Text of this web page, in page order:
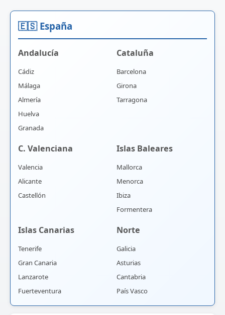
🇪🇸 España
Andalucía
Cádiz
Málaga
Almería
Huelva
Granada
Cataluña
Barcelona
Girona
Tarragona
C. Valenciana
Valencia
Alicante
Castellón
Islas Baleares
Mallorca
Menorca
Ibiza
Formentera
Islas Canarias
Tenerife
Gran Canaria
Lanzarote
Fuerteventura
Norte
Galicia
Asturias
Cantabria
País Vasco